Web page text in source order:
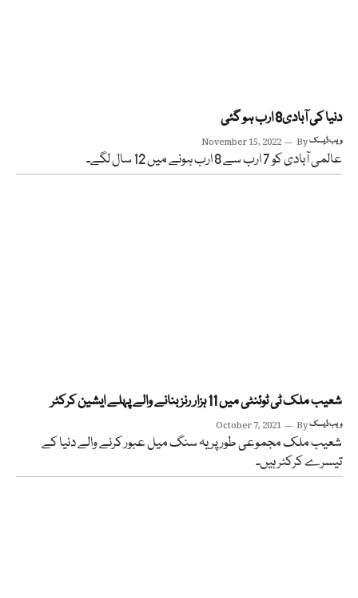
دنیا کی آبادی8 ارب ہو گئی
November 15, 2022 Byویب ڈیسک
عالمی آبادی کو 7 ارب سے 8 ارب ہونے میں 12 سال لگے۔
شعیب ملک ٹی ٹوئنٹی میں 11 ہزار رنز بنانے والے پہلے ایشین کرکٹر
October 7, 2021 Byویب ڈیسک
شعیب ملک مجموعی طور پر یہ سنگ میل عبور کرنے والے دنیا کے
تیسرے کرکٹر ہیں۔